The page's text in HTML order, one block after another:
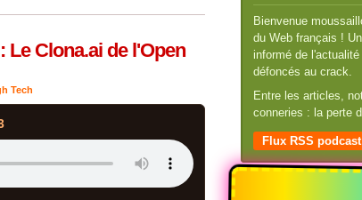
Le Clona.ai de l'Open
Tech
Bienvenue
du Web français !
informé de
défoncés au crack.
Entre les articles,
conneries : la perte
Flux RSS podcast